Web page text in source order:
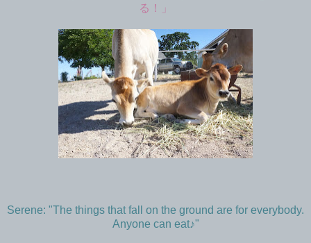
る！」
Serene: "The things that fall on the ground are for everybody.
Anyone can eat♪"